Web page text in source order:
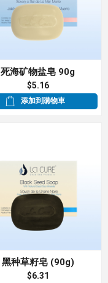
死海矿物盐皂 90g
$5.16
添加到購物車
黑种草籽皂 (90g)
$6.31